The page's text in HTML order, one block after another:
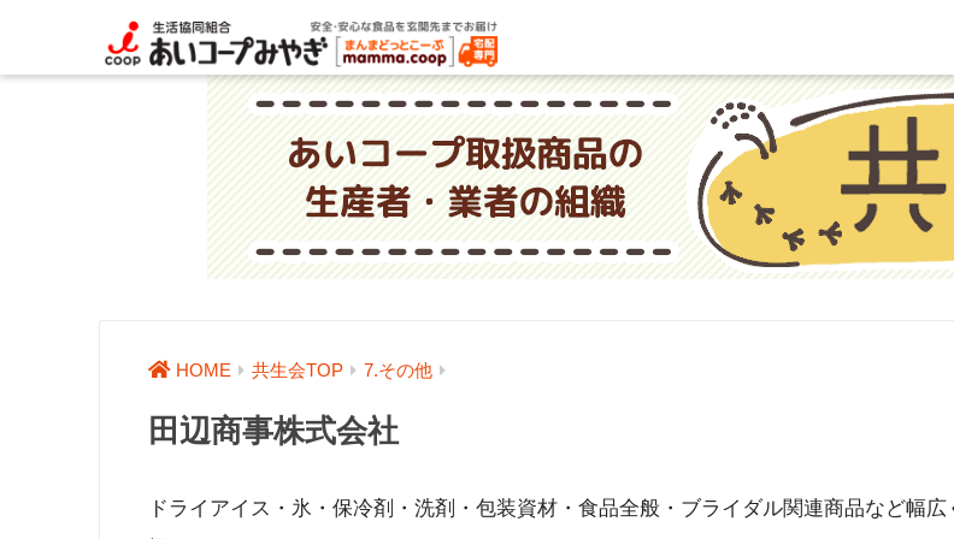
HOME 共生会TOP 7.その他
田辺商事株式会社
ドライアイス・氷・保冷剤・洗剤・包装資材・食品全般・ブライダル関連商品など幅広